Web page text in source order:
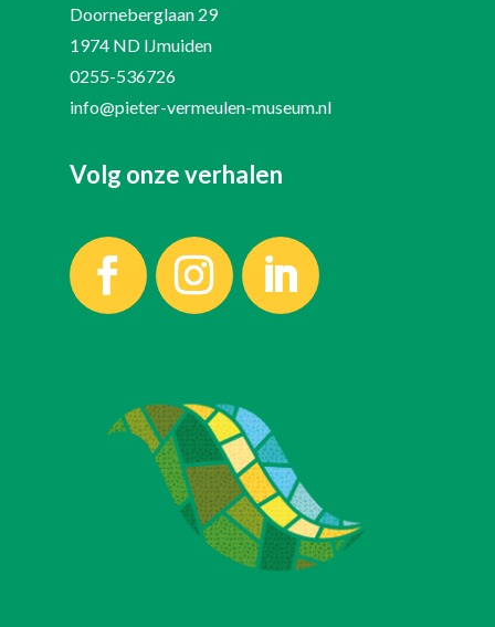
Doorneberglaan 29
1974 ND IJmuiden
0255-536726
info@pieter-vermeulen-museum.nl
Volg onze verhalen